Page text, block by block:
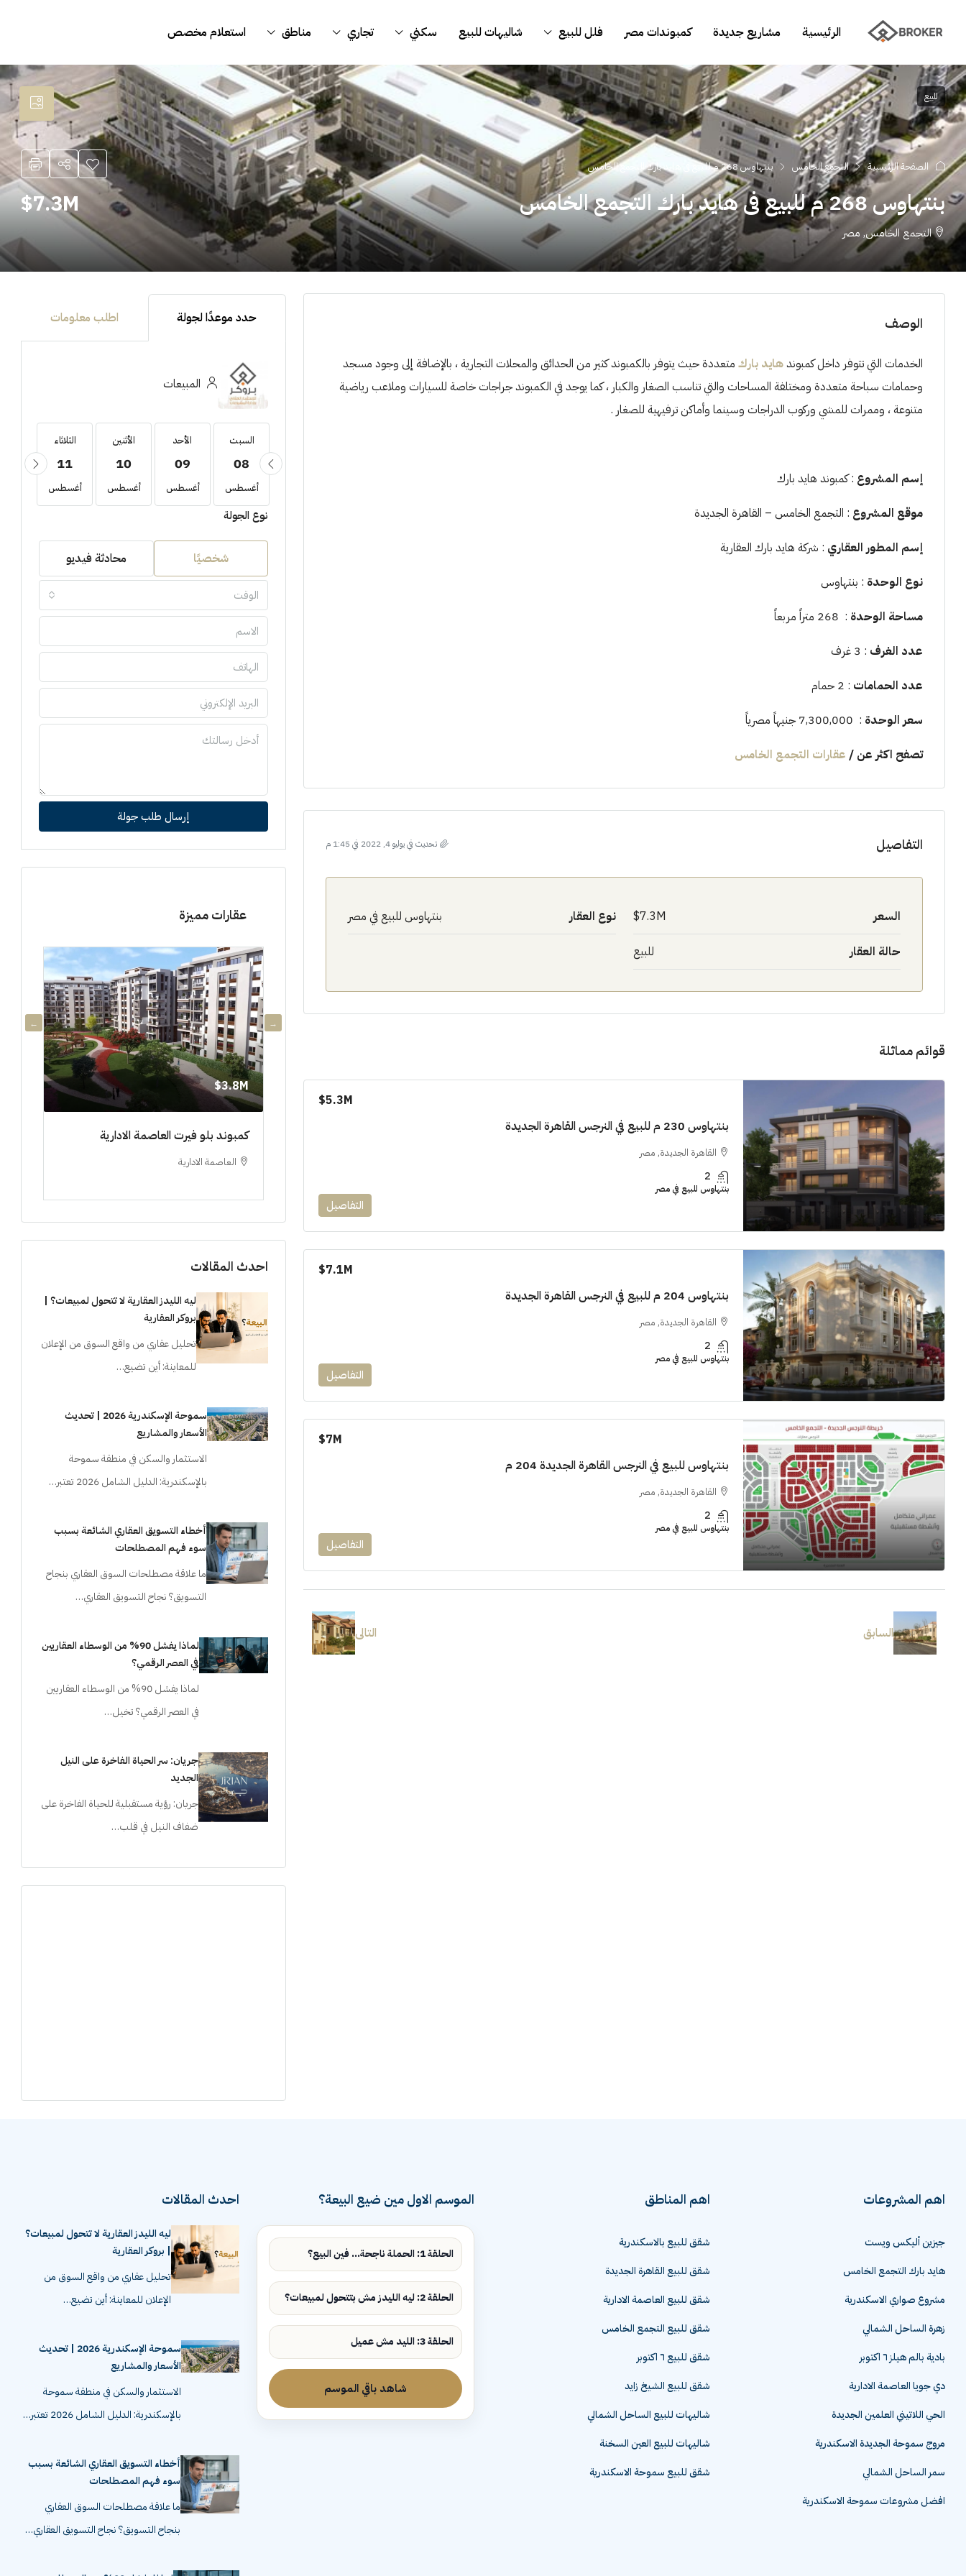
الرئيسية مشاريع جديدة كمبوندات مصر فلل للبيع شاليهات للبيع سكني تجاري مناطق استعلام مخصص
للبيع
الصفحة الرئيسية التجمع الخامس بنتهاوس 268 م للبيع فى هايد بارك التجمع الخامس
بنتهاوس 268 م للبيع فى هايد بارك التجمع الخامس
التجمع الخامس, مصر
7.3M$
الوصف
الخدمات التي تتوفر داخل كمبوندهايد بارك متعددة حيث يتوفر بالكمبوند كثير من الحدائق والمحلات التجارية ، بالإضافة إلى وجود مسجد
وحمامات سباحة متعددة ومختلفة المساحات والتي تناسب الصغار والكبار ، كما يوجد في الكمبوند جراجات خاصة للسيارات وملاعب رياضية
متنوعة ، وممرات للمشي وركوب الدراجات وسينما وأماكن ترفيهية للصغار .
إسم المشروع : كمبوند هايد بارك
موقع المشروع : التجمع الخامس – القاهرة الجديدة
إسم المطور العقاري : شركة هايد بارك العقارية
نوع الوحدة : بنتهاوس
مساحة الوحدة : 268 متراً مربعاً
عدد الغرف : 3 غرف
عدد الحمامات : 2 حمام
سعر الوحدة : 7,300,000 جنيهاً مصرياً
تصفح اكثر عن / عقارات التجمع الخامس
التفاصيل تحديث في يوليو 4, 2022 في 1:45 م
السعر 7.3M$ نوع العقار بنتهاوس للبيع في مصر
حالة العقار للبيع
قوائم مماثلة
بنتهاوس 230 م للبيع في النرجس القاهرة الجديدة
5.3M$
القاهرة الجديدة, مصر
2
بنتهاوس للبيع في مصر
التفاصيل
بنتهاوس 204 م للبيع في النرجس القاهرة الجديدة
7.1M$
القاهرة الجديدة, مصر
2
بنتهاوس للبيع في مصر
التفاصيل
بنتهاوس للبيع في النرجس القاهرة الجديدة 204 م
7M$
القاهرة الجديدة, مصر
2
بنتهاوس للبيع في مصر
التفاصيل
السابق التالى
حدد موعدًا لجولة اطلب معلومات
المبيعات
السبت
08
أغسطس
الأحد
09
أغسطس
الأثنين
10
أغسطس
الثلاثاء
11
أغسطس
نوع الجولة
شخصيًا محادثة فيديو
الوقت
إرسال طلب جولة
عقارات مميزة
11M$
ابراج زيد الشيخ زايد 10 % و قسط 6
سنوات [ابراج ساويرس]
3.8M$
كمبوند بلو فيرت العاصمة الادارية
العاصمة الادارية
احدث المقالات
ليه الليدز العقارية لا تتحول لمبيعات؟ |
بروكر العقارية
تحليل عقاري من واقع السوق من الإعلان
للمعاينة: أين تضيع…
سموحة الإسكندرية 2026 | تحديث
الأسعار والمشاريع
الاستثمار والسكن في منطقة سموحة
بالإسكندرية: الدليل الشامل 2026 تعتبر…
أخطاء التسويق العقاري الشائعة بسبب
سوء فهم المصطلحات
ما علاقة مصطلحات السوق العقاري بنجاح
التسويق؟ نجاح التسويق العقاري…
لماذا يفشل 90% من الوسطاء العقاريين
في العصر الرقمي؟
لماذا يفشل 90% من الوسطاء العقاريين
في العصر الرقمي؟ تخيل…
جريان: سر الحياة الفاخرة على النيل
الجديد
جريان: رؤية مستقبلية للحياة الفاخرة على
ضفاف النيل في قلب…
اهم المشروعات
جيزين أليكس ويست
هايد بارك التجمع الخامس
مشروع صواري الاسكندرية
زهرة الساحل الشمالي
بادية بالم هيلز ٦ اكتوبر
دي جويا العاصمة الادارية
الحي اللاتيني العلمين الجديدة
مروج سموحة الجديدة الاسكندرية
سمر الساحل الشمالي
افضل مشروعات سموحة الاسكندرية
اهم المناطق
شقق للبيع بالاسكندرية
شقق للبيع القاهرة الجديدة
شقق للبيع العاصمة الادارية
شقق للبيع التجمع الخامس
شقق للبيع ٦ اكتوبر
شقق للبيع الشيخ زايد
شاليهات للبيع الساحل الشمالي
شاليهات للبيع العين السخنة
شقق للبيع سموحة الاسكندرية
الموسم الاول مين ضيع البيعة؟
الحلقة 1: الحملة ناجحة... فين البيع؟
الحلقة 2: ليه الليدز مش بتتحول لمبيعات؟
الحلقة 3: الليد مش عميل
شاهد باقي الموسم
احدث المقالات
ليه الليدز العقارية لا تتحول لمبيعات؟
| بروكر العقارية
تحليل عقاري من واقع السوق من
الإعلان للمعاينة: أين تضيع…
سموحة الإسكندرية 2026 | تحديث
الأسعار والمشاريع
الاستثمار والسكن في منطقة سموحة
بالإسكندرية: الدليل الشامل 2026 تعتبر…
أخطاء التسويق العقاري الشائعة بسبب
سوء فهم المصطلحات
ما علاقة مصطلحات السوق العقاري
بنجاح التسويق؟ نجاح التسويق العقاري…